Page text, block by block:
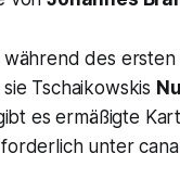
des
Tschaikowskis
es ermäßigte
unter